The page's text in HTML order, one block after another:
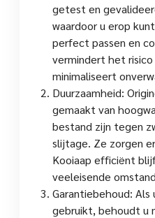
getest en
waardoor u erop
perfect passen en
vermindert het
minimaliseert
Duurzaamheid:
gemaakt van
bestand zijn tegen
slijtage. Ze zorgen
Kooiaap efficiënt
veeleisende
Garantiebehoud:
gebruikt, behoudt u